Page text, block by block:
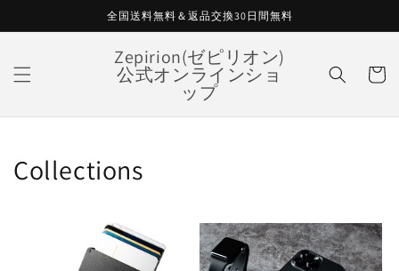
進む
全国送料無料＆返品交換30日間無料
Zepirion(ゼピリオン)
公式オンラインショ
ップ
ー
Collections